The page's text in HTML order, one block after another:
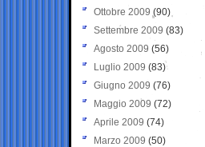
Ottobre 2009 (90)
Settembre 2009 (83)
Agosto 2009 (56)
Luglio 2009 (83)
Giugno 2009 (76)
Maggio 2009 (72)
Aprile 2009 (74)
Marzo 2009 (50)